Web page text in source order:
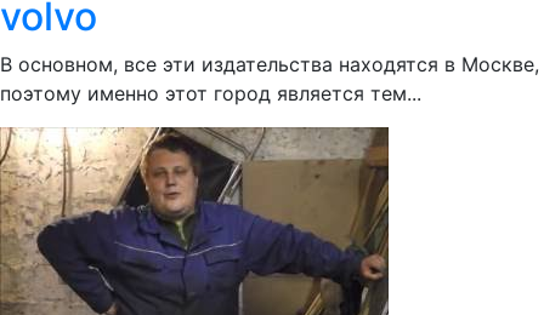
volvo
В основном, все эти издательства находятся в Москве,
поэтому именно этот город является тем...